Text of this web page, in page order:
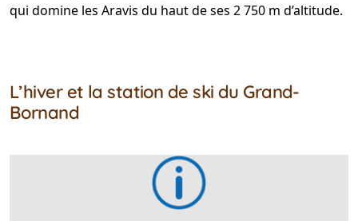
qui domine les Aravis du haut de ses 2 750 m d’altitude.
L’hiver et la station de ski du Grand-
Bornand